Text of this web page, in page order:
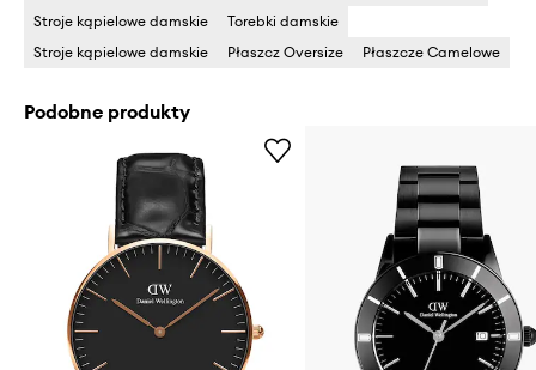
Stroje kąpielowe damskie
Torebki damskie
Stroje kąpielowe damskie
Płaszcz Oversize Płaszcze Camelowe
Podobne produkty